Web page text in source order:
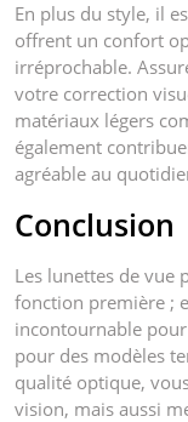
En plus du style, il
offrent un confort
irréprochable.
votre correction
matériaux légers
également
agréable au
Conclusion
Les lunettes de vue
fonction première ;
incontournable
pour des modèles
qualité optique,
vision, mais aussi